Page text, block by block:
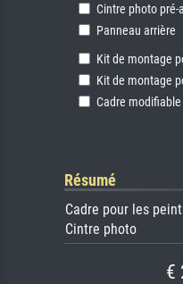
Cintre photo pré-
Panneau arrière
Kit de montage
Kit de montage
Cadre modifiable
Résumé
Cadre pour les
Cintre photo
€